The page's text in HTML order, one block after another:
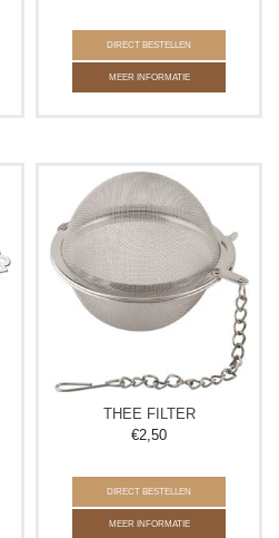
DIRECT BESTELLEN
MEER INFORMATIE
THEE FILTER
€2,50
DIRECT BESTELLEN
MEER INFORMATIE